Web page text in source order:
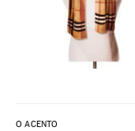
O ACENTO